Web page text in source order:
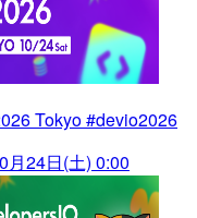
Tokyo #devio2026
月24日(土) 0:00